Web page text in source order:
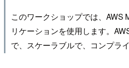
このワークショップでは、AWS
リケーションを使用します。
で、スケーラブルで、コンプラ